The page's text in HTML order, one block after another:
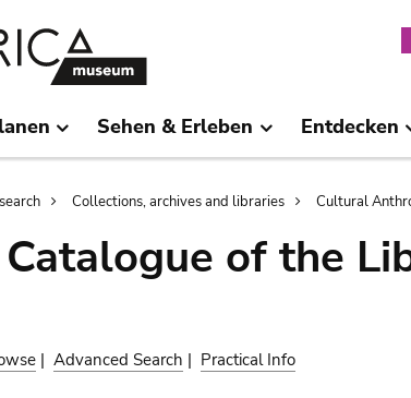
Sehen & Erleben Entdecken
Collections, archives and libraries Cultural
Catalogue of the
| Advanced Search | Practical Info